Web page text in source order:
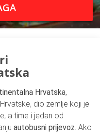
Hrvatska,
dio zemlje koji je
a time i jedan od
autobusni prijevoz. Ako